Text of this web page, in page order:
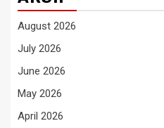
August 2026
July 2026
June 2026
May 2026
April 2026